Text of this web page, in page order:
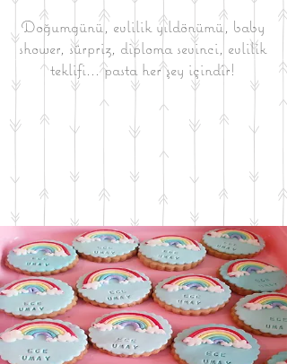
Doğumgünü, evlilik yıldönümü, baby
shower, sürpriz, diploma sevinci, evlilik
teklifi... pasta her şey içindir!